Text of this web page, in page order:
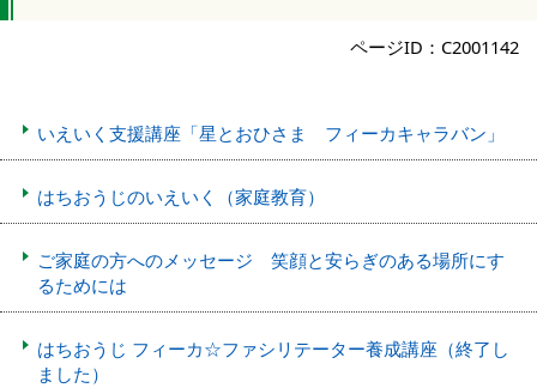
ページID：C2001142
いえいく支援講座「星とおひさま フィーカキャラバン」
はちおうじのいえいく（家庭教育）
ご家庭の方へのメッセージ 笑顔と安らぎのある場所にす
るためには
はちおうじ フィーカ☆ファシリテーター養成講座（終了し
ました）